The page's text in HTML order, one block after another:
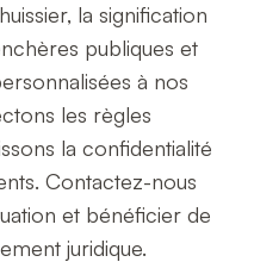
la signification
publiques et
à nos
les règles
la confidentialité
Contactez-nous
et bénéficier de
juridique.